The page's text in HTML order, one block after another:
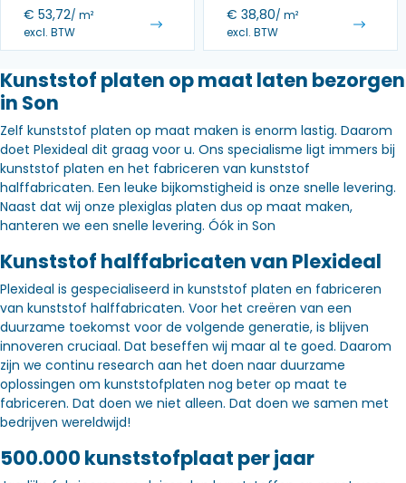
€ 53,72/ m²
excl. BTW
€ 38,80/ m²
excl. BTW
Kunststof platen op maat laten bezorgen
in Son
Zelf kunststof platen op maat maken is enorm lastig. Daarom
doet Plexideal dit graag voor u. Ons specialisme ligt immers bij
kunststof platen en het fabriceren van kunststof
halffabricaten. Een leuke bijkomstigheid is onze snelle levering.
Naast dat wij onze plexiglas platen dus op maat maken,
hanteren we een snelle levering. Óók in Son
Kunststof halffabricaten van Plexideal
Plexideal is gespecialiseerd in kunststof platen en fabriceren
van kunststof halffabricaten. Voor het creëren van een
duurzame toekomst voor de volgende generatie, is blijven
innoveren cruciaal. Dat beseffen wij maar al te goed. Daarom
zijn we continu research aan het doen naar duurzame
oplossingen om kunststofplaten nog beter op maat te
fabriceren. Dat doen we niet alleen. Dat doen we samen met
bedrijven wereldwijd!
500.000 kunststofplaat per jaar